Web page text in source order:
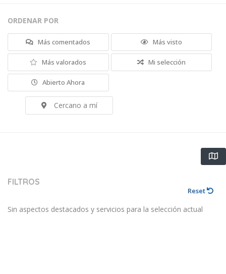
ORDENAR POR
Más comentados Más visto
Más valorados Mi selección
Abierto Ahora
Cercano a mí
FILTROS
Reset
Sin aspectos destacados y servicios para la selección actual